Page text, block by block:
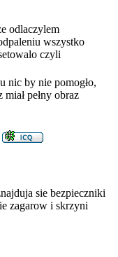
odlaczylem
wszystko
czyli
nic by nie pomogło,
pełny obraz
sie bezpieczniki
zagarow i skrzyni